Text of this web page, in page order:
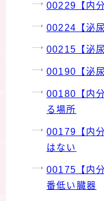
00229【内
00224【泌
00215【泌
00190【泌
00180【内
る場所
00179【内
はない
00175【内
番低い臓器